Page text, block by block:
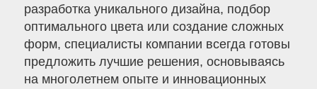
разработка уникального дизайна, подбор
оптимального цвета или создание сложных
форм, специалисты компании всегда готовы
предложить лучшие решения, основываясь
на многолетнем опыте и инновационных